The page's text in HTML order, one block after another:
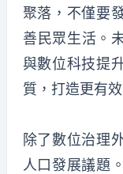
聚落，不僅要
善民眾生活。
與數位科技提
質，打造更有
除了數位治理
人口發展議題